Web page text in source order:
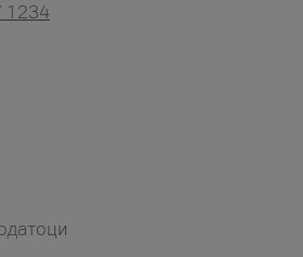
1234